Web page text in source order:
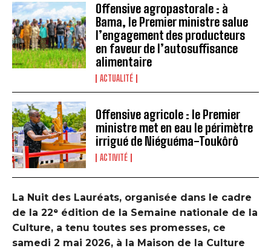
Offensive agropastorale : à
Bama, le Premier ministre salue
l’engagement des producteurs
en faveur de l’autosuffisance
alimentaire
ACTUALITÉ
Offensive agricole : le Premier
ministre met en eau le périmètre
irrigué de Niéguéma-Toukôrô
ACTIVITÉ
La Nuit des Lauréats, organisée dans le cadre
de la 22ᵉ édition de la Semaine nationale de la
Culture, a tenu toutes ses promesses, ce
samedi 2 mai 2026, à la Maison de la Culture